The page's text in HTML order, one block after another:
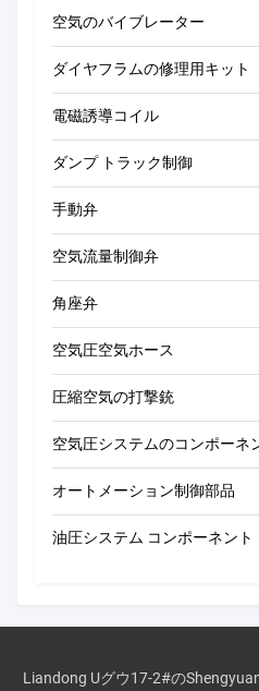
空気のバイブレーター
ダイヤフラムの修理用キット
電磁誘導コイル
ダンプ トラック制御
手動弁
空気流量制御弁
角座弁
空気圧空気ホース
圧縮空気の打撃銃
空気圧システムのコンポーネ
オートメーション制御部品
油圧システム コンポーネント
Liandong Uグウ17-2#の